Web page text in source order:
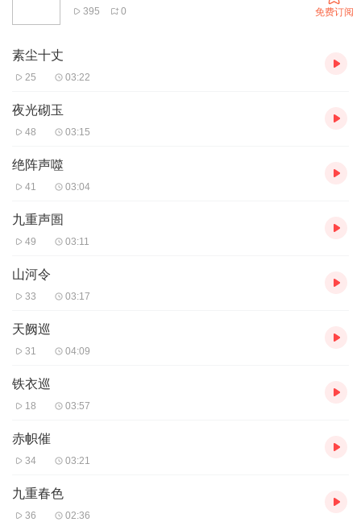
395 0 免费订阅
素尘十丈
25 03:22
夜光砌玉
48 03:15
绝阵声噬
41 03:04
九重声圄
49 03:11
山河令
33 03:17
天阙巡
31 04:09
铁衣巡
18 03:57
赤帜催
34 03:21
九重春色
36 02:36